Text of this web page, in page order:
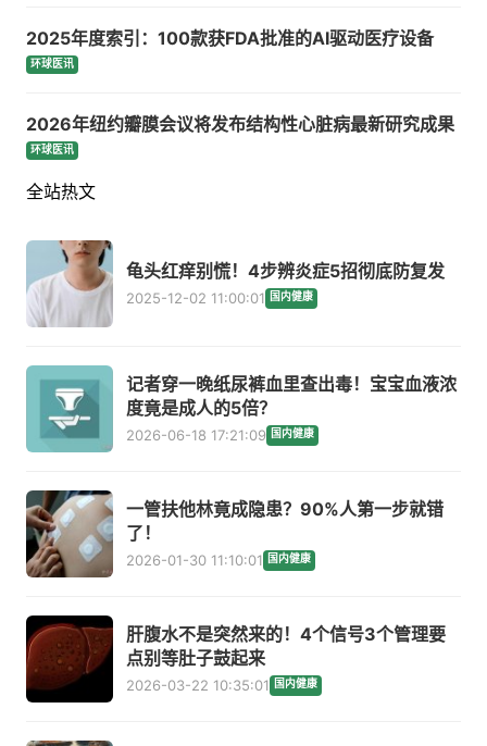
2025年度索引：100款获FDA批准的AI驱动医疗设备
环球医讯
2026年纽约瓣膜会议将发布结构性心脏病最新研究成果
环球医讯
全站热文
龟头红痒别慌！4步辨炎症5招彻底防复发
2025-12-02 11:00:01 国内健康
记者穿一晚纸尿裤血里查出毒！宝宝血液浓
度竟是成人的5倍？
2026-06-18 17:21:09 国内健康
一管扶他林竟成隐患？90%人第一步就错
了！
2026-01-30 11:10:01 国内健康
肝腹水不是突然来的！4个信号3个管理要
点别等肚子鼓起来
2026-03-22 10:35:01 国内健康